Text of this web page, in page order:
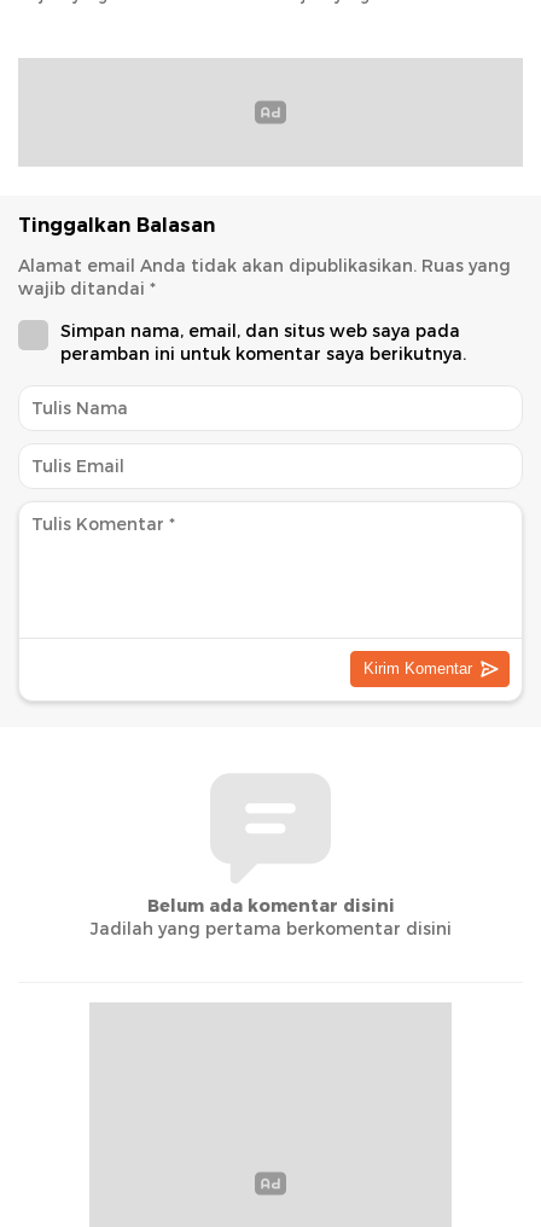
Tinggalkan Balasan
Alamat email Anda tidak akan dipublikasikan. Ruas yang
wajib ditandai *
Simpan nama, email, dan situs web saya pada
peramban ini untuk komentar saya berikutnya.
Belum ada komentar disini
Jadilah yang pertama berkomentar disini